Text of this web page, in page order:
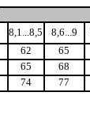
8,1...8,5 8,6...9
62 65
65 68
74 77